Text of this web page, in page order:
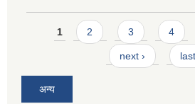
Pages
1 2 3 4
next ›
अन्य